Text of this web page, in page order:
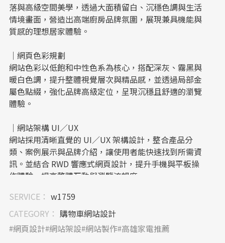
落與高級空間美學，透過大面積留白、沉穩色調與生活
情境畫面，營造出高端廚房品牌氛圍，展現兼具機能與
質感的理想居家體驗。
｜網頁色彩規劃
網站色彩以低飽和中性色系為核心，搭配深灰、霧黑與
暖白色調，提升整體視覺層次與精品感，並透過局部金
屬色點綴，強化品牌高級定位，呈現沉穩且舒適的瀏覽
體驗。
｜網站架構 UI／UX
網站採用清晰直覺的 UI／UX 架構設計，整合產品分
類、案例展示與品牌介紹，讓使用者能快速找到所需資
訊。並結合 RWD 響應式網頁設計，提升手機與平板操
作體驗，提高整體互動與瀏覽流暢度。
｜內容視覺表現，Banner 設計
Banner 視覺以精品廚房空間與生活感畫面為主，搭配俐
落文字編排與大圖輪播效果，強化品牌專業形象與空間
氛圍。透過高質感情境照片與細膩視覺節奏，提升網站
SERVICE： w1759
CATEGORY： 購物車網站設計
網頁設計 網站架設 網站製作 高雄家電推薦